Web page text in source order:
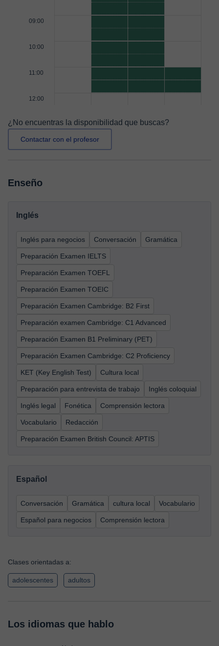
09:00
10:00
11:00
12:00
¿No encuentras la disponibilidad que buscas?
Contactar con el profesor
Enseño
Inglés
Inglés para negocios Conversación Gramática
Preparación Examen IELTS
Preparación Examen TOEFL
Preparación Examen TOEIC
Preparación Examen Cambridge: B2 First
Preparación examen Cambridge: C1 Advanced
Preparación Examen B1 Preliminary (PET)
Preparación Examen Cambridge: C2 Proficiency
KET (Key English Test) Cultura local
Preparación para entrevista de trabajo Inglés coloquial
Inglés legal Fonética Comprensión lectora
Vocabulario Redacción
Preparación Examen British Council: APTIS
Español
Conversación Gramática cultura local Vocabulario
Español para negocios Comprensión lectora
Clases orientadas a:
adolescentes adultos
Los idiomas que hablo